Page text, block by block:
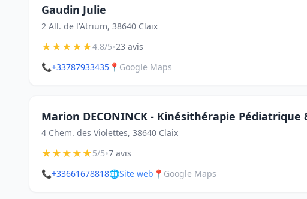
Gaudin Julie
2 All. de l'Atrium, 38640 Claix
★★★★★4.8/5•23 avis
📞+33787933435 📍 Google Maps
Marion DECONINCK - Kinésithérapie Pédiatrique
4 Chem. des Violettes, 38640 Claix
★★★★★5/5•7 avis
📞+33661678818🌐Site web 📍 Google Maps